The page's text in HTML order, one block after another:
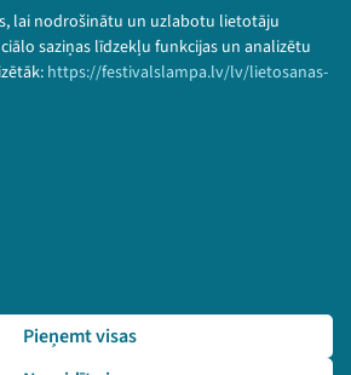
lai nodrošinātu un uzlabotu lietotāju
saziņas līdzekļu funkcijas un analizētu
https://festivalslampa.lv/lv/lietosanas-
Pieņemt visas
LAMPA Visas tiesības
informāciju!